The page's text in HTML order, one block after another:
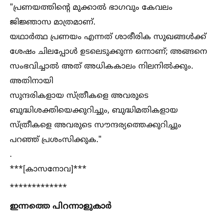
"പ്രണയത്തിന്റെ മുക്കാല്‍ ഭാഗവും കേവലം
ജിജ്ഞാസ മാത്രമാണ്.
യഥാർത്ഥ പ്രണയം എന്നത് ശാരീരിക സുഖങ്ങള്‍ക്ക്
ശേഷം ചിലപ്പോള്‍ ഉടലെടുക്കുന്ന ഒന്നാണ്; അങ്ങനെ
സംഭവിച്ചാല്‍ അത് അധികകാലം നിലനില്‍ക്കും.
അതിനായി
സുന്ദരികളായ സ്ത്രീകളെ അവരുടെ
ബുദ്ധിശക്തിയെക്കുറിച്ചും, ബുദ്ധിമതികളായ
സ്ത്രീകളെ അവരുടെ സൗന്ദര്യത്തെക്കുറിച്ചും
പറഞ്ഞ് പ്രശംസിക്കുക."
.
***[കാസനോവ]***
*************
ഇന്നത്തെ പിറന്നാളുകാർ